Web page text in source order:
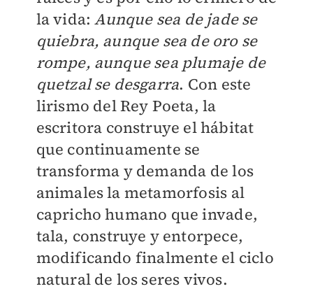
la vida: Aunque sea de jade se
quiebra, aunque sea de oro se
rompe, aunque sea plumaje de
quetzal se desgarra. Con este
lirismo del Rey Poeta, la
escritora construye el hábitat
que continuamente se
transforma y demanda de los
animales la metamorfosis al
capricho humano que invade,
tala, construye y entorpece,
modificando finalmente el ciclo
natural de los seres vivos.